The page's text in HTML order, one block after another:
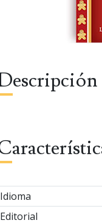
Descripción
Idioma
Editorial